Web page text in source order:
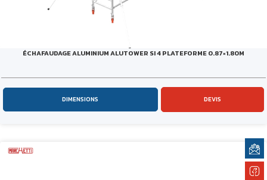
ÉCHAFAUDAGE ALUMINIUM ALUTOWER SI 4 PLATEFORME 0.87×1.80M
DIMENSIONS DEVIS